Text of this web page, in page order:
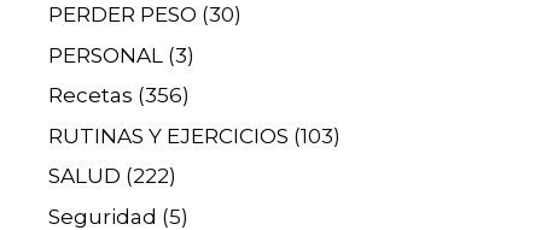
PERDER PESO (30)
PERSONAL (3)
Recetas (356)
RUTINAS Y EJERCICIOS (103)
SALUD (222)
Seguridad (5)